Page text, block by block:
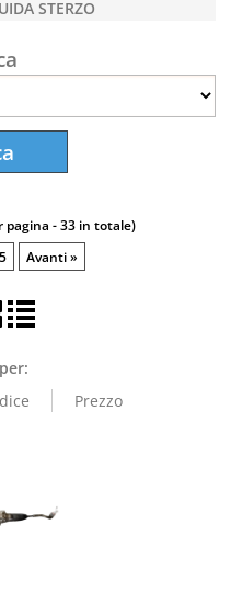
STERZO
- 33 in totale)
5 Avanti »